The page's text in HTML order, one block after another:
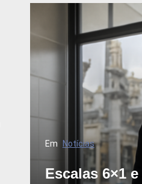
Em Notícias
Escalas 6×1